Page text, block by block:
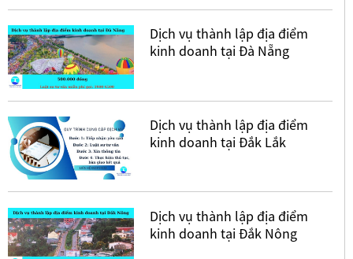
Dịch vụ thành lập địa điểm
kinh doanh tại Đà Nẵng
Dịch vụ thành lập địa điểm
kinh doanh tại Đắk Lắk
Dịch vụ thành lập địa điểm
kinh doanh tại Đắk Nông